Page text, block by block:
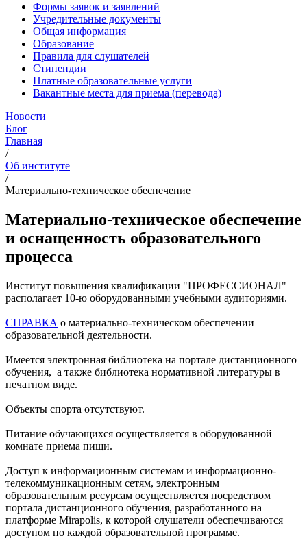
Формы заявок и заявлений
Учредительные документы
Общая информация
Образование
Правила для слушателей
Стипендии
Платные образовательные услуги
Вакантные места для приема (перевода)
Новости
Блог
Главная
/
Об институте
/
Материально-техническое обеспечение
Материально-техническое обеспечение
и оснащенность образовательного
процесса
Институт повышения квалификации "ПРОФЕССИОНАЛ"
располагает 10-ю оборудованными учебными аудиториями.
СПРАВКА о материально-техническом обеспечении
образовательной деятельности.
Имеется электронная библиотека на портале дистанционного
обучения, а также библиотека нормативной литературы в
печатном виде.
Объекты спорта отсутствуют.
Питание обучающихся осуществляется в оборудованной
комнате приема пищи.
Доступ к информационным системам и информационно-
телекоммуникационным сетям, электронным
образовательным ресурсам осуществляется посредством
портала дистанционного обучения, разработанного на
платформе Mirapolis, к которой слушатели обеспечиваются
доступом по каждой образовательной программе.